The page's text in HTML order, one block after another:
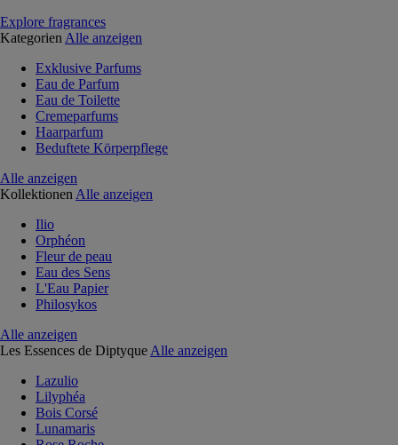
Explore fragrances
Kategorien Alle anzeigen
Exklusive Parfums
Eau de Parfum
Eau de Toilette
Cremeparfums
Haarparfum
Beduftete Körperpflege
Alle anzeigen
Kollektionen Alle anzeigen
Ilio
Orphéon
Fleur de peau
Eau des Sens
L'Eau Papier
Philosykos
Alle anzeigen
Les Essences de Diptyque Alle anzeigen
Lazulio
Lilyphéa
Bois Corsé
Lunamaris